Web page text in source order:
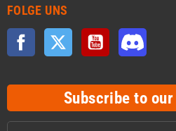
FOLGE UNS
Facebook Twitter YouTube
Subscribe to